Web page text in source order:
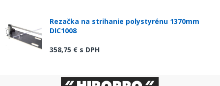
Rezačka na strihanie polystyrénu 1370mm
DIC1008
358,75 € s DPH